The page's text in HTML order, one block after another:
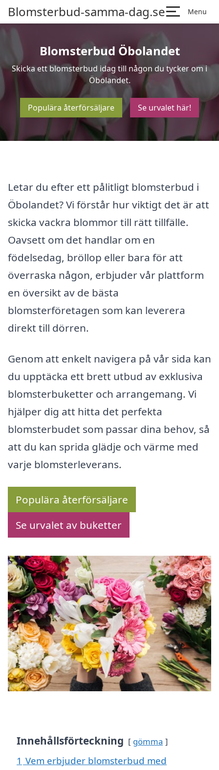
Blomsterbud-samma-dag.se Menu
Blomsterbud Öbolandet
Skicka ett blomsterbud idag till någon du tycker om i
Öbolandet.
Populära återförsäljare Se urvalet här!
Letar du efter ett pålitligt blomsterbud i
Öbolandet? Vi förstår hur viktigt det är att
skicka vackra blommor till rätt tillfälle.
Oavsett om det handlar om en
födelsedag, bröllop eller bara för att
överraska någon, erbjuder vår plattform
en översikt av de bästa
blomsterföretagen som kan leverera
direkt till dörren.
Genom att enkelt navigera på vår sida kan
du upptäcka ett brett utbud av exklusiva
blomsterbuketter och arrangemang. Vi
hjälper dig att hitta det perfekta
blomsterbudet som passar dina behov, så
att du kan sprida glädje och värme med
varje blomsterleverans.
Populära återförsäljare
Se urvalet av buketter
Innehållsförteckning gömma
1 Vem erbjuder blomsterbud med